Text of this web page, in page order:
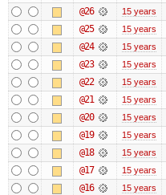
@26 15 years
@25 15 years
@24 15 years
@23 15 years
@22 15 years
@21 15 years
@20 15 years
@19 15 years
@18 15 years
@17 15 years
@16 15 years